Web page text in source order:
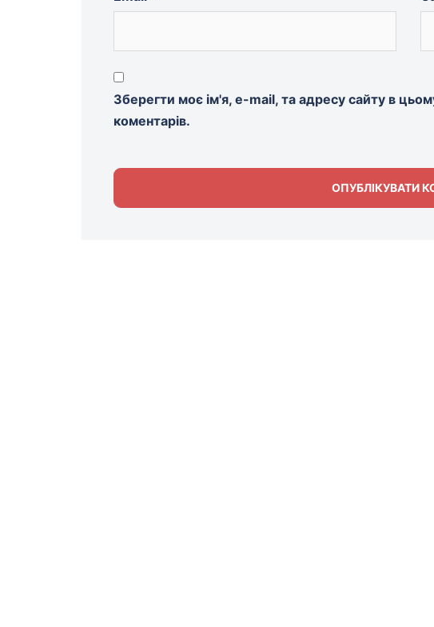
Зберегти моє ім'я, e-mail, та адресу сайту в
коментарів.